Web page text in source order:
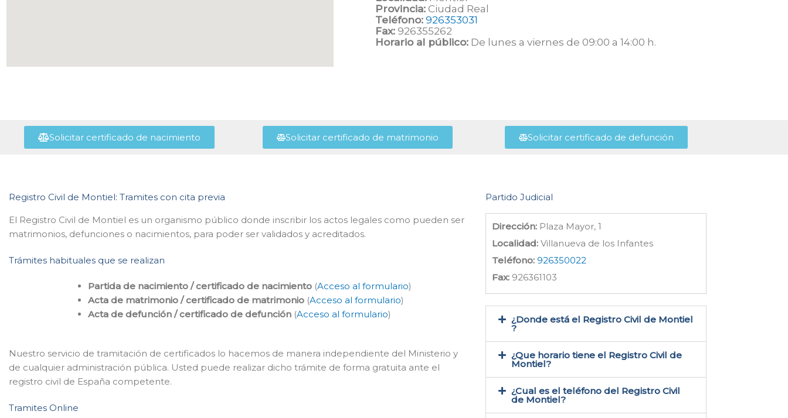
Provincia: Ciudad Real
Teléfono: 926353031
Fax: 926355262
Horario al público: De lunes a viernes de 09:00 a 14:00 h.
Solicitar certificado de nacimiento Solicitar certificado de matrimonio Solicitar certificado de defunción
Registro Civil de Montiel: Tramites con cita previa
El Registro Civil de Montiel es un organismo público donde inscribir los actos legales como pueden ser
matrimonios, defunciones o nacimientos, para poder ser validados y acreditados.
Trámites habituales que se realizan
Partida de nacimiento / certificado de nacimiento (Acceso al formulario)
Acta de matrimonio / certificado de matrimonio (Acceso al formulario)
Acta de defunción / certificado de defunción (Acceso al formulario)
Nuestro servicio de tramitación de certificados lo hacemos de manera independiente del Ministerio y
de cualquier administración pública. Usted puede realizar dicho trámite de forma gratuita ante el
registro civil de España competente.
Tramites Online
Partido Judicial
Dirección: Plaza Mayor, 1
Localidad: Villanueva de los Infantes
Teléfono: 926350022
Fax: 926361103
¿Donde está el Registro Civil de Montiel​
?
¿Que horario tiene el Registro Civil de
Montiel?
¿Cual es el teléfono del Registro Civil
de Montiel​?